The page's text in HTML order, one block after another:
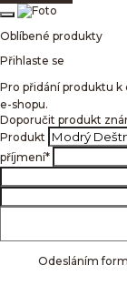
Oblíbené produkty
Přihlaste se
Pro přidání produktu
e-shopu.
Doporučit produkt
Produkt
příjmení*
Odesláním